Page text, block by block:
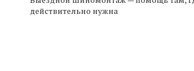
действительно нужна